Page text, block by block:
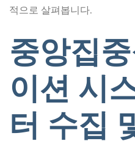
적으로 살펴봅니다.
중앙집
이션 시
터 수집